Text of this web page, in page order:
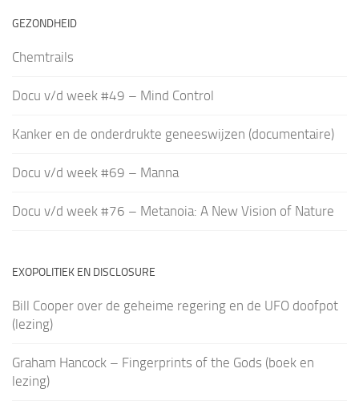
GEZONDHEID
Chemtrails
Docu v/d week #49 – Mind Control
Kanker en de onderdrukte geneeswijzen (documentaire)
Docu v/d week #69 – Manna
Docu v/d week #76 – Metanoia: A New Vision of Nature
EXOPOLITIEK EN DISCLOSURE
Bill Cooper over de geheime regering en de UFO doofpot
(lezing)
Graham Hancock – Fingerprints of the Gods (boek en
lezing)